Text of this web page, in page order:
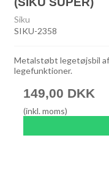
Siku
SIKU-2358
Metalstøbt legetøjsbil
legefunktioner.
149,00 DKK
(inkl. moms)